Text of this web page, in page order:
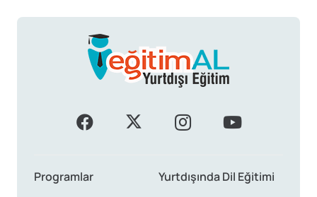
Programlar Yurtdışında Dil Eğitimi